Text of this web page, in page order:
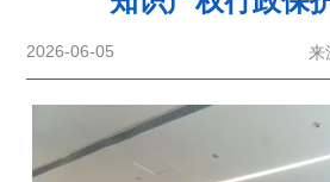
2026-06-05 来